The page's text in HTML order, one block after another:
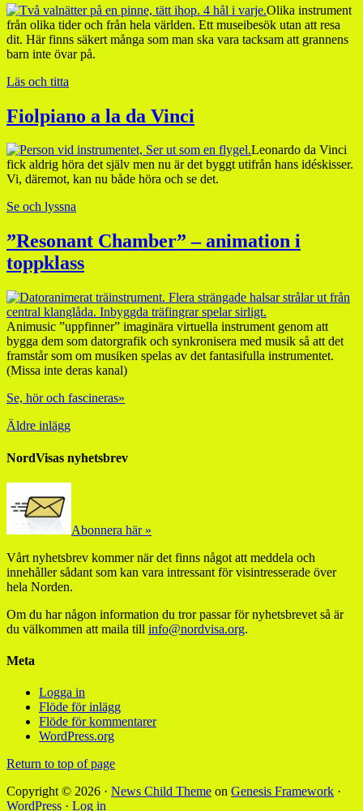
Olika instrument
från olika tider och från hela världen. Ett museibesök utan att resa
dit. Här finns säkert många som man ska vara tacksam att grannens
barn inte övar på.
Läs och titta
Fiolpiano a la da Vinci
Leonardo da Vinci
fick aldrig höra det själv men nu är det byggt utifrån hans idéskisser.
Vi, däremot, kan nu både höra och se det.
Se och lyssna
”Resonant Chamber” – animation i
toppklass
Animusic ”uppfinner” imaginära virtuella instrument genom att
bygga dem som datorgrafik och synkronisera med musik så att det
framstår som om musiken spelas av det fantasifulla instrumentet.
(Missa inte deras kanal)
Se, hör och fascineras»
Äldre inlägg
NordVisas nyhetsbrev
Abonnera här »
Vårt nyhetsbrev kommer när det finns något att meddela och
innehåller sådant som kan vara intressant för visintresserade över
hela Norden.
Om du har någon information du tror passar för nyhetsbrevet så är
du välkommen att maila till info@nordvisa.org.
Meta
Logga in
Flöde för inlägg
Flöde för kommentarer
WordPress.org
Return to top of page
Copyright © 2026 · News Child Theme on Genesis Framework ·
WordPress · Log in